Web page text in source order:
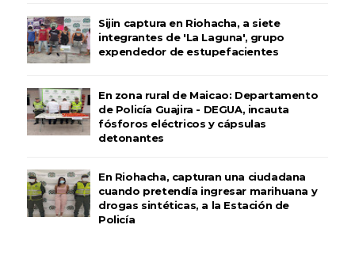
Sijin captura en Riohacha, a siete
integrantes de 'La Laguna', grupo
expendedor de estupefacientes
En zona rural de Maicao: Departamento
de Policía Guajira - DEGUA, incauta
fósforos eléctricos y cápsulas
detonantes
En Riohacha, capturan una ciudadana
cuando pretendía ingresar marihuana y
drogas sintéticas, a la Estación de
Policía